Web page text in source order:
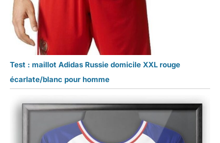
Test : maillot Adidas Russie domicile XXL rouge
écarlate/blanc pour homme